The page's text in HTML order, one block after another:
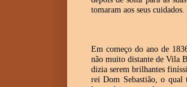
tomaram aos seus cuidados.
Em começo do ano de
não muito distante de Vila
dizia serem brilhantes
rei Dom Sebastião, o qual